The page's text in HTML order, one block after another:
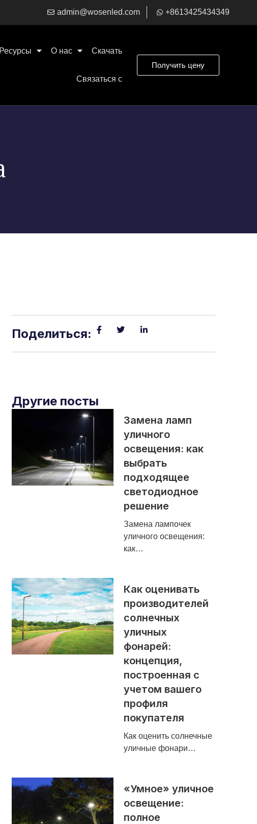
admin@wosenled.com +8613425434349
Ресурсы О нас Скачать
Связаться с
Получить цену
Поделиться:
Другие посты
Замена ламп
уличного
освещения: как
выбрать
подходящее
светодиодное
решение
Замена лампочек
уличного освещения:
как…
Как оценивать
производителей
солнечных
уличных
фонарей:
концепция,
построенная с
учетом вашего
профиля
покупателя
Как оценить солнечные
уличные фонари…
«Умное» уличное
освещение:
полное